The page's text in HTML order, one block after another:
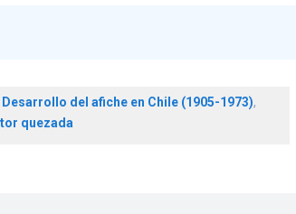
Desarrollo del afiche en Chile (1905-1973),
quezada